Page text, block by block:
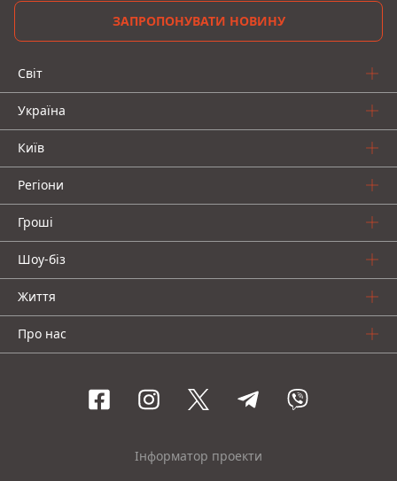
ЗАПРОПОНУВАТИ НОВИНУ
Світ
Україна
Київ
Регіони
Гроші
Шоу-біз
Життя
Про нас
Інформатор проекти